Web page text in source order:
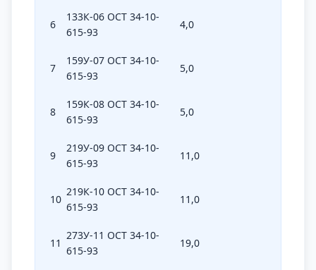
6
133К-06 ОСТ 34-10-
615-93
4,0
7
159У-07 ОСТ 34-10-
615-93
5,0
8
159К-08 ОСТ 34-10-
615-93
5,0
9
219У-09 ОСТ 34-10-
615-93
11,0
10
219К-10 ОСТ 34-10-
615-93
11,0
11
273У-11 ОСТ 34-10-
615-93
19,0